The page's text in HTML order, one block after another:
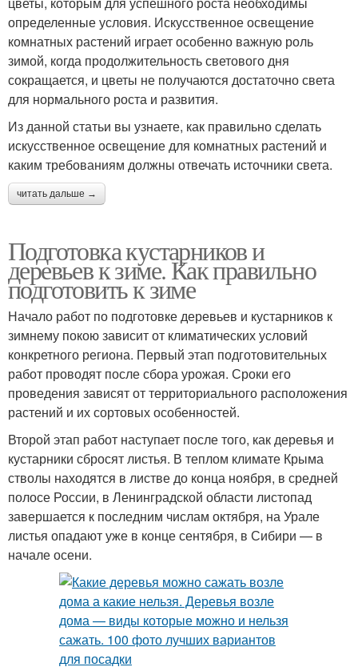
определенные условия. Искусственное освещение
комнатных растений играет особенно важную роль
зимой, когда продолжительность светового дня
сокращается, и цветы не получаются достаточно света
для нормального роста и развития.
Из данной статьи вы узнаете, как правильно сделать
искусственное освещение для комнатных растений и
каким требованиям должны отвечать источники света.
читать дальше →
Подготовка кустарников и
деревьев к зиме. Как правильно
подготовить к зиме
Начало работ по подготовке деревьев и кустарников к
зимнему покою зависит от климатических условий
конкретного региона. Первый этап подготовительных
работ проводят после сбора урожая. Сроки его
проведения зависят от территориального расположения
растений и их сортовых особенностей.
Второй этап работ наступает после того, как деревья и
кустарники сбросят листья. В теплом климате Крыма
стволы находятся в листве до конца ноября, в средней
полосе России, в Ленинградской области листопад
завершается к последним числам октября, на Урале
листья опадают уже в конце сентября, в Сибири — в
начале осени.